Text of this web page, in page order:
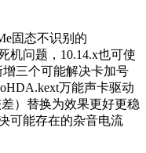
固态不识别的
机问题，10.14.x也可使
增三个可能解决卡加号
万能声卡驱动
）替换为效果更好更稳
可能存在的杂音电流